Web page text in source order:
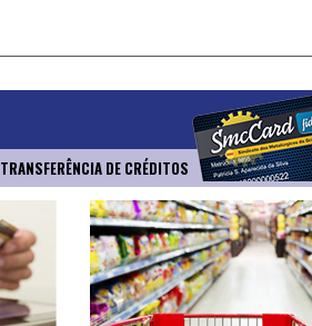
TRANSFERÊNCIA DE CRÉDITOS